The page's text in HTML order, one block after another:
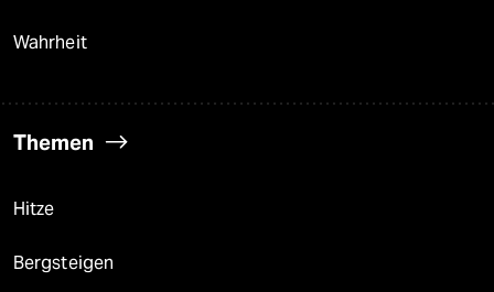
Wahrheit
Themen
Hitze
Bergsteigen